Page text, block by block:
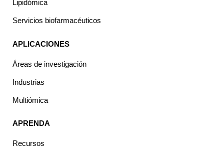
Lipidómica
Servicios biofarmacéuticos
APLICACIONES
Áreas de investigación
Industrias
Multiómica
APRENDA
Recursos